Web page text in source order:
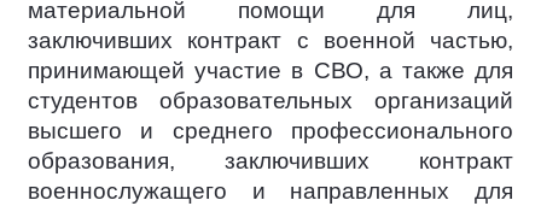
материальной помощи для лиц,
заключивших контракт с военной частью,
принимающей участие в СВО, а также для
студентов образовательных организаций
высшего и среднего профессионального
образования, заключивших контракт
военнослужащего и направленных для